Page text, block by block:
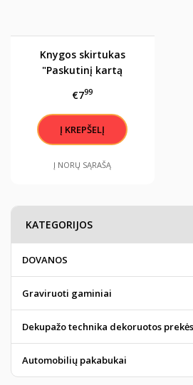
Knygos skirtukas
"Paskutinį kartą
puslapyje"
€799
Į NORŲ SĄRAŠĄ
KATEGORIJOS
DOVANOS
Graviruoti gaminiai
Dekupažo technika dekoruotos prekės
Automobilių pakabukai